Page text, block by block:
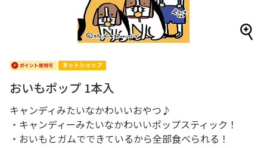
おいもポップ 1本入
キャンディみたいなかわいいおやつ♪
・キャンディーみたいなかわいいポップスティック！
・おいもとガムでできているから全部食べられる！